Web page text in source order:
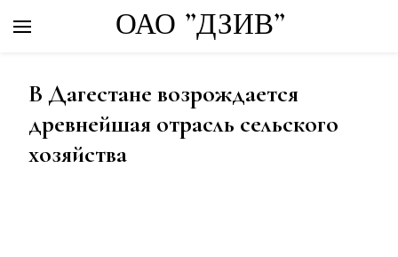
ОАО "ДЗИВ"
В Дагестане возрождается
древнейшая отрасль сельского
хозяйства